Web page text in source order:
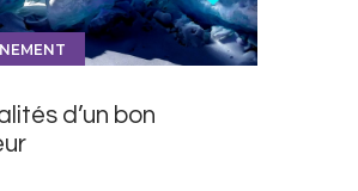
d’un bon